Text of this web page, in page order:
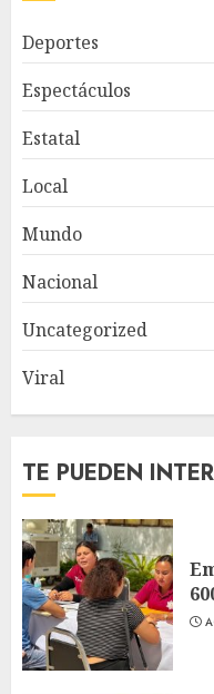
Deportes
Espectáculos
Estatal
Local
Mundo
Nacional
Uncategorized
Viral
TE PUEDEN